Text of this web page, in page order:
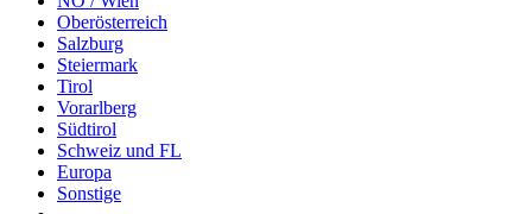
Oberösterreich
Salzburg
Steiermark
Tirol
Vorarlberg
Südtirol
Schweiz und FL
Europa
Sonstige